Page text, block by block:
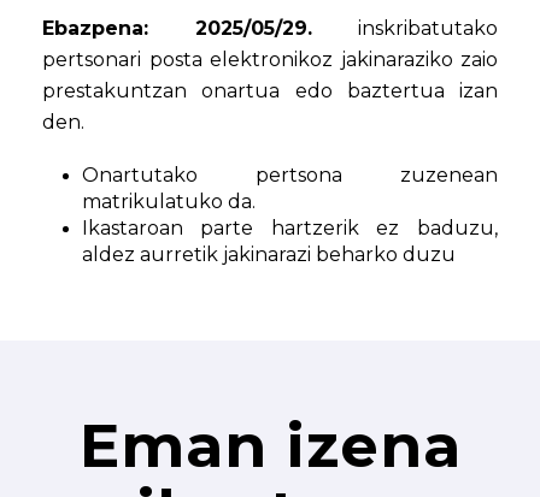
Ebazpena: 2025/05/29. inskribatutako
pertsonari posta elektronikoz jakinaraziko zaio
prestakuntzan onartua edo baztertua izan
den.
Onartutako pertsona zuzenean
matrikulatuko da.
Ikastaroan parte hartzerik ez baduzu,
aldez aurretik jakinarazi beharko duzu
Eman izena